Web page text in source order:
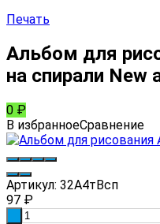
Печать
Альбом для
на спирали New
0 ₽
В избранноеСравнение
Артикул: 32А4тВсп
97 ₽